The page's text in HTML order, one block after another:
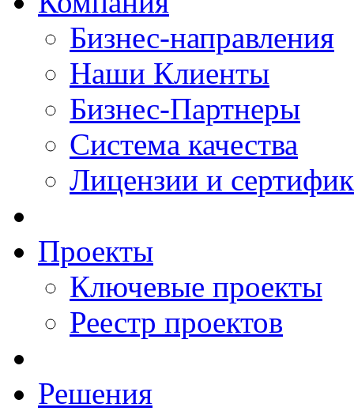
Бизнес-направления
Наши Клиенты
Бизнес-Партнеры
Система качества
Лицензии и
Проекты
Ключевые проекты
Реестр проектов
Решения